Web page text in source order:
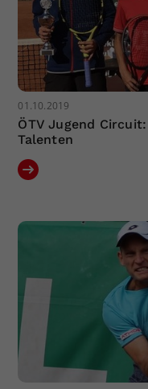
01.10.2019
ÖTV Jugend
Talenten